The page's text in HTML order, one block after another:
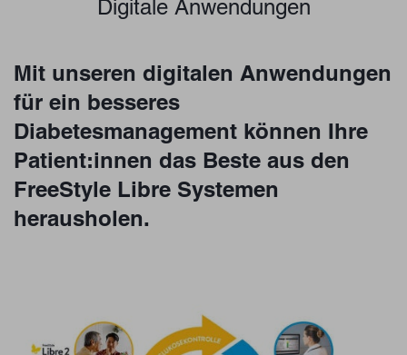
Digitale Anwendungen
Mit unseren digitalen Anwendungen
für ein besseres
Diabetesmanagement können Ihre
Patient:innen das Beste aus den
FreeStyle Libre Systemen
herausholen.